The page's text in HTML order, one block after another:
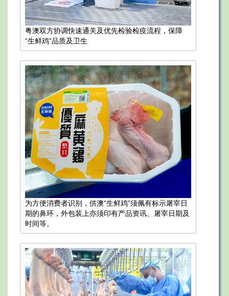
粤澳双方协调快速通关及优先检验检疫流程，保障
“生鲜鸡”品质及卫生
为方便消费者识别，供澳“生鲜鸡”须佩有标示屠宰日
期的鼻环，外包装上亦须印有产品资讯、屠宰日期及
时间等。